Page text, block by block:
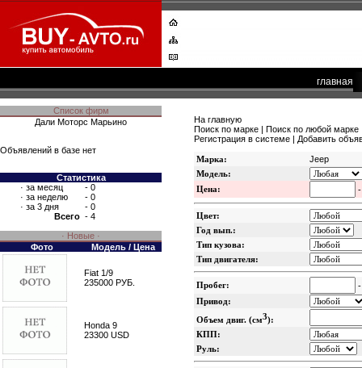
главная
Список фирм
Дали Моторс Марьино
Объявлений в базе нет
Статистика
· за месяц
- 0
· за неделю
- 0
· за 3 дня
- 0
Всего - 4
· Новые ·
Фото
Модель / Цена
Fiat 1/9
235000 РУБ.
Honda 9
23300 USD
На главную
Поиск по марке | Поиск по любой марке
Регистрация в системе | Добавить
Марка:
Jeep
Модель:
Цена:
Цвет:
Год вып.:
Тип кузова:
Тип двигателя:
Пробег:
Привод:
Объем двиг. (см3):
КПП:
Руль: